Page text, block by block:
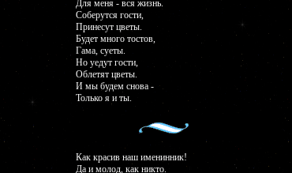
Для меня - вся жизнь.
Соберутся гости,
Принесут цветы.
Будет много тостов,
Гама, суеты.
Но уедут гости,
Облетят цветы.
И мы будем снова -
Только я и ты.
Как красив наш именинник!
Да и молод, как никто.